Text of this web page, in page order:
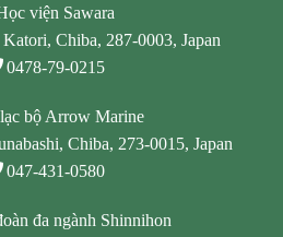
viện Sawara
Chiba, 287-0003, Japan
0478-79-0215
bộ Arrow Marine
Chiba, 273-0015, Japan
047-431-0580
đa ngành Shinnihon